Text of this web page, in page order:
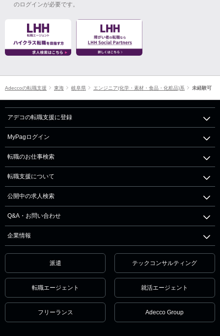
のログインが必要です。
Adeccoの転職支援 東海 岐阜県 エンジニア(化学・素材・食品・化粧品)系 未経験可
アデコの転職支援に登録
MyPagログイン
転職のお仕事検索
転職支援について
公開中の求人検索
Q&A・お問い合わせ
企業情報
派遣 テックコンサルティング
転職エージェント 就活エージェント
フリーランス Adecco Group